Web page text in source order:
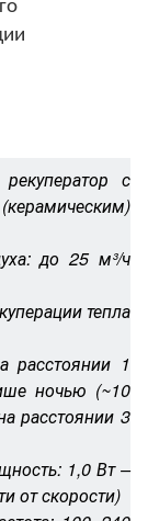
с
до 25 м³/ч
тепла
расстоянии 1
ночью (~10
расстоянии 3
1,0 Вт –
от скорости)